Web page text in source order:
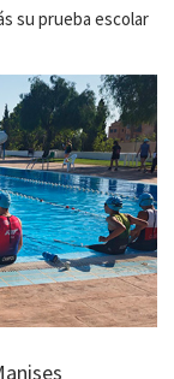
su prueba escolar